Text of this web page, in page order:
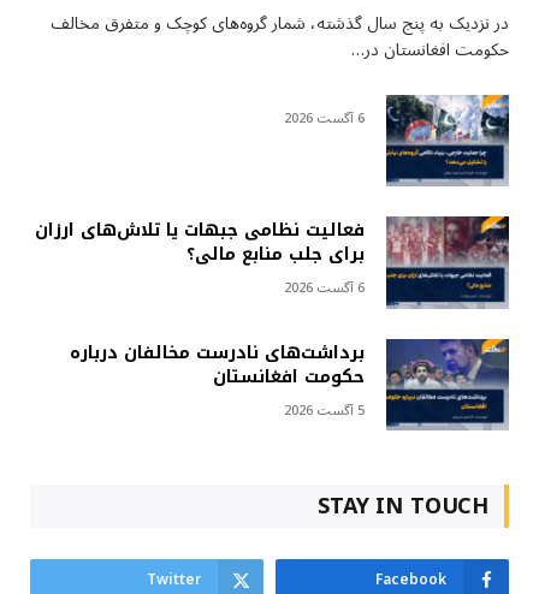
در نزدیک به پنج سال گذشته، شمار گروه‌های کوچک و متفرق مخالف
حکومت افغانستان در…
6 آگست 2026
فعالیت نظامی جبهات یا تلاش‌های ارزان
برای جلب منابع مالی؟
6 آگست 2026
برداشت‌های نادرست مخالفان درباره
حکومت افغانستان
5 آگست 2026
STAY IN TOUCH
Facebook
Twitter